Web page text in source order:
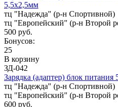
5,5x2,5мм
тц "Надежда" (р-н Спортивной)
тц "Европейский" (р-н Второй
500 руб.
Бонусов:
25
В корзину
ЗД-042
Зарядка (адаптер) блок
тц "Надежда" (р-н Спортивной)
тц "Европейский" (р-н Второй
600 руб.